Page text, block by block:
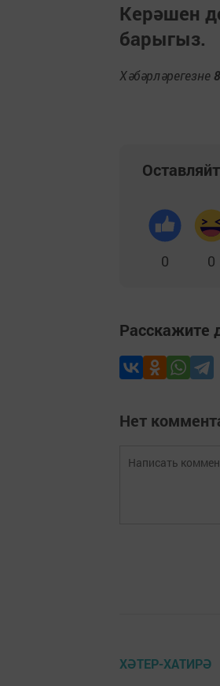
Керәшен
барыгыз.
Хәбәрләрегезне
0 0
Расскажите
Нет
ХӘТЕР-ХАТИРӘ